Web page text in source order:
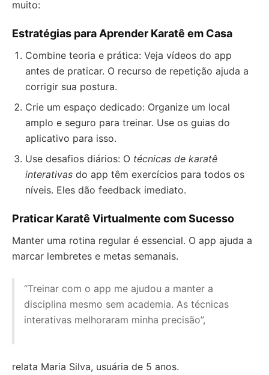
muito:
Estratégias para Aprender Karatê em Casa
Combine teoria e prática: Veja vídeos do app
antes de praticar. O recurso de repetição ajuda a
corrigir sua postura.
Crie um espaço dedicado: Organize um local
amplo e seguro para treinar. Use os guias do
aplicativo para isso.
Use desafios diários: O técnicas de karatê
interativas do app têm exercícios para todos os
níveis. Eles dão feedback imediato.
Praticar Karatê Virtualmente com Sucesso
Manter uma rotina regular é essencial. O app ajuda a
marcar lembretes e metas semanais.
“Treinar com o app me ajudou a manter a
disciplina mesmo sem academia. As técnicas
interativas melhoraram minha precisão”,
relata Maria Silva, usuária de 5 anos.